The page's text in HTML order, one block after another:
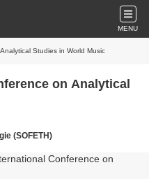
MENU
Studies in World Music
on Analytical
(SOFETH)